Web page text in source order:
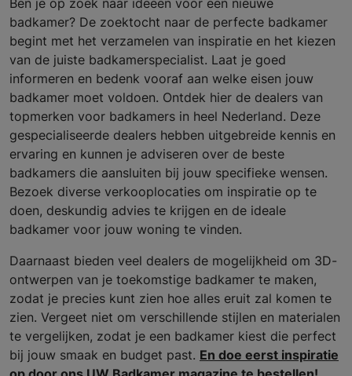
badkamer? De zoektocht naar de perfecte badkamer
begint met het verzamelen van inspiratie en het kiezen
van de juiste badkamerspecialist. Laat je goed
informeren en bedenk vooraf aan welke eisen jouw
badkamer moet voldoen. Ontdek hier de dealers van
topmerken voor badkamers in heel Nederland. Deze
gespecialiseerde dealers hebben uitgebreide kennis en
ervaring en kunnen je adviseren over de beste
badkamers die aansluiten bij jouw specifieke wensen.
Bezoek diverse verkooplocaties om inspiratie op te
doen, deskundig advies te krijgen en de ideale
badkamer voor jouw woning te vinden.
Daarnaast bieden veel dealers de mogelijkheid om 3D-
ontwerpen van je toekomstige badkamer te maken,
zodat je precies kunt zien hoe alles eruit zal komen te
zien. Vergeet niet om verschillende stijlen en materialen
te vergelijken, zodat je een badkamer kiest die perfect
bij jouw smaak en budget past. En doe eerst inspiratie